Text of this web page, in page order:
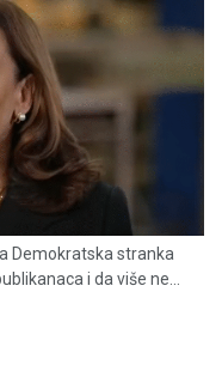
Demokratska stranka
i da više ne...